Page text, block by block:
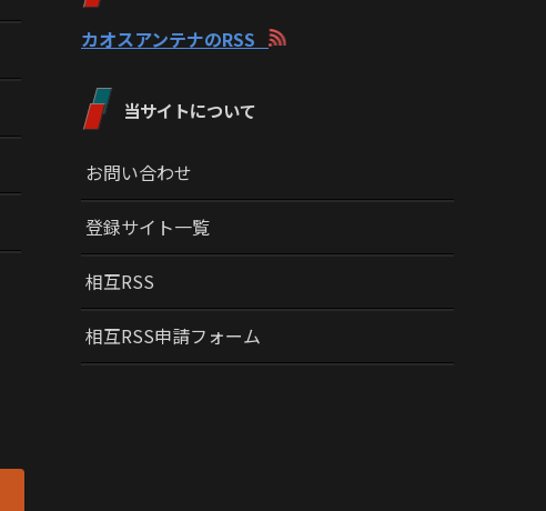
カオスアンテナのRSS
当サイトについて
お問い合わせ
登録サイト一覧
相互RSS
相互RSS申請フォーム